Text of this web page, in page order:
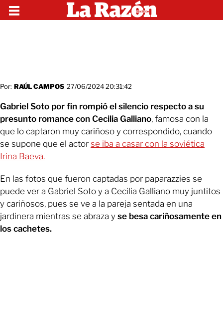
Por: RAÚL CAMPOS 27/06/2024 20:31:42
Gabriel Soto por fin rompió el silencio respecto a su
presunto romance con Cecilia Galliano, famosa con la
que lo captaron muy cariñoso y correspondido, cuando
se supone que el actor se iba a casar con la soviética
Irina Baeva.
En las fotos que fueron captadas por paparazzies se
puede ver a Gabriel Soto y a Cecilia Galliano muy juntitos
y cariñosos, pues se ve a la pareja sentada en una
jardinera mientras se abraza y se besa cariñosamente en
los cachetes.